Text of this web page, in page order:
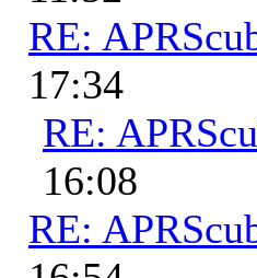
RE:
17:34
RE:
16:08
RE: